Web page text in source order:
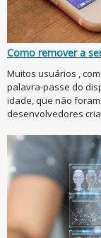
Como remover a
Muitos usuários ,
palavra-passe do
idade, que não
desenvolvedores